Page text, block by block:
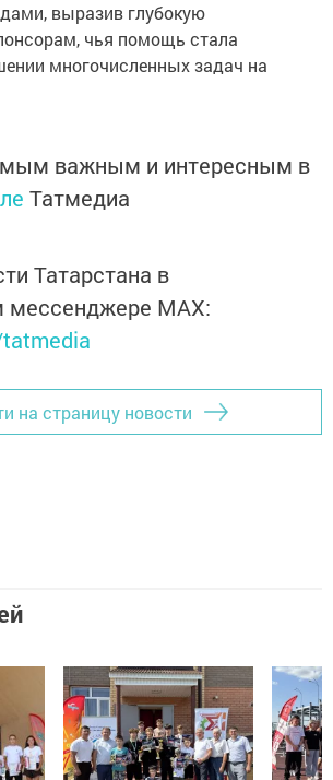
выразив глубокую
чья помощь стала
многочисленных задач на
важным и интересным в
Татмедиа
Татарстана в
мессенджере MАХ:
на страницу новости